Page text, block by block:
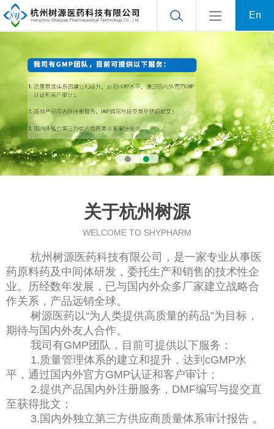
En
关于杭州树源
WELCOME TO SHYPHARM
杭州树源医药科技有限公司
，是一家专业从事医
药原料药及中间体研发，委托生产和销售的技术性企
业。历经数年发展，已与国内外众多厂家建立战略合
作关系，产品远销全球。
树源医药以“为人类提供高质量的药品”为目标，
期待与国内外友人合作。
我司有GMP团队，目前可提供以下服务：
1.质量管理体系的建立和提升，达到cGMP水
平，通过国内外官方GMP认证和客户审计；
2.提供产品国内外注册服务，DMF编写与提交直
至获得批文；
3.国内外独立第三方供应商质量体系审计报告 。